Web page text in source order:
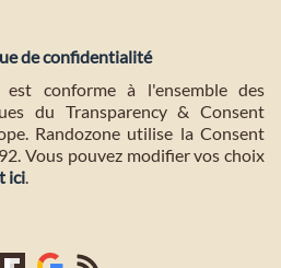
de confidentialité
est conforme à l'ensemble des
du Transparency & Consent
Randozone utilise la Consent
Vous pouvez modifier vos choix
ici.